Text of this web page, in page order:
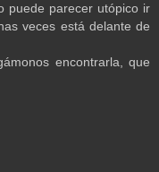
puede parecer utópico ir
veces está delante de
encontrarla, que